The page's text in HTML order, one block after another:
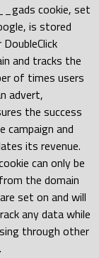
cookie, set
is stored
DoubleClick
and tracks the
of times users
advert,
the success
campaign and
its revenue.
can only be
the domain
set on and will
any data while
through other